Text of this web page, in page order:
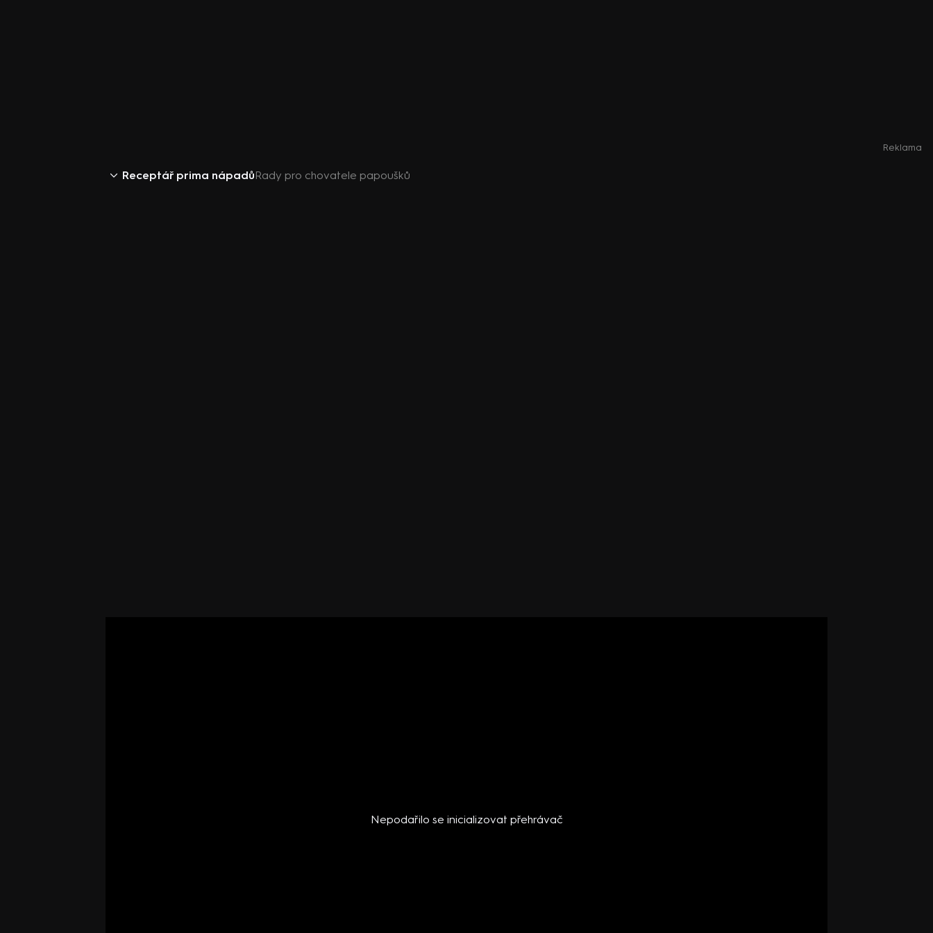
Reklama
Receptář prima nápadůRady pro chovatele papoušků
Nepodařilo se inicializovat přehrávač